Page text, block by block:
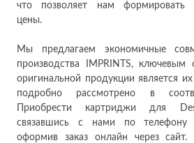
что позволяет нам формировать
цены.
Мы предлагаем экономичные
производства IMPRINTS, ключевым
оригинальной продукции является
подробно рассмотрено в
Приобрести картриджи для
связавшись с нами по телефону
оформив заказ онлайн через